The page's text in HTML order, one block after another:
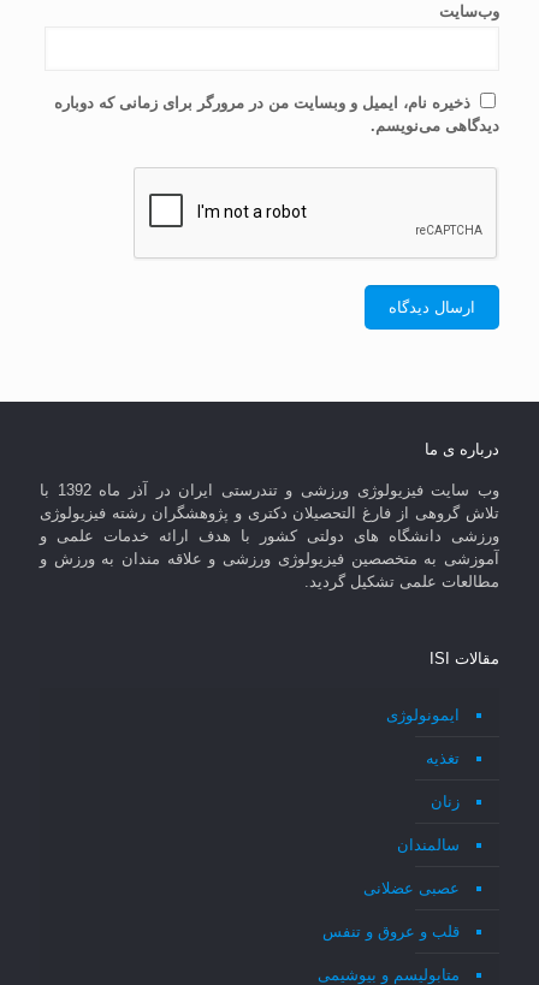
وب‌سایت
ذخیره نام، ایمیل و وبسایت من در مرورگر برای زمانی که دوباره
دیدگاهی می‌نویسم.
درباره ی ما
وب سایت فیزیولوژی ورزشی و تندرستی ایران در آذر ماه 1392 با
تلاش گروهی از فارغ التحصیلان دکتری و پژوهشگران رشته فیزیولوژی
ورزشی دانشگاه های دولتی کشور با هدف ارائه خدمات علمی و
آموزشی به متخصصین فیزیولوژی ورزشی و علاقه مندان به ورزش و
مطالعات علمی تشکیل گردید.
مقالات ISI
ایمونولوژی
تغذیه
زنان
سالمندان
عصبی عضلانی
قلب و عروق و تنفس
متابولیسم و بیوشیمی